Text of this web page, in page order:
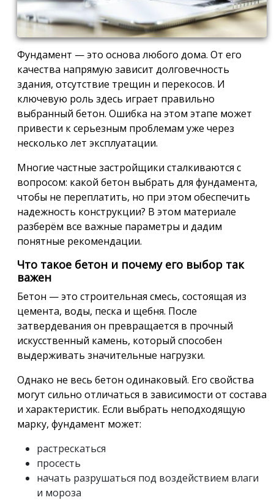
Фундамент — это основа любого дома. От его
качества напрямую зависит долговечность
здания, отсутствие трещин и перекосов. И
ключевую роль здесь играет правильно
выбранный бетон. Ошибка на этом этапе может
привести к серьезным проблемам уже через
несколько лет эксплуатации.
Многие частные застройщики сталкиваются с
вопросом: какой бетон выбрать для фундамента,
чтобы не переплатить, но при этом обеспечить
надежность конструкции? В этом материале
разберём все важные параметры и дадим
понятные рекомендации.
Что такое бетон и почему его выбор так
важен
Бетон — это строительная смесь, состоящая из
цемента, воды, песка и щебня. После
затвердевания он превращается в прочный
искусственный камень, который способен
выдерживать значительные нагрузки.
Однако не весь бетон одинаковый. Его свойства
могут сильно отличаться в зависимости от состава
и характеристик. Если выбрать неподходящую
марку, фундамент может:
растрескаться
просесть
начать разрушаться под воздействием влаги
и мороза